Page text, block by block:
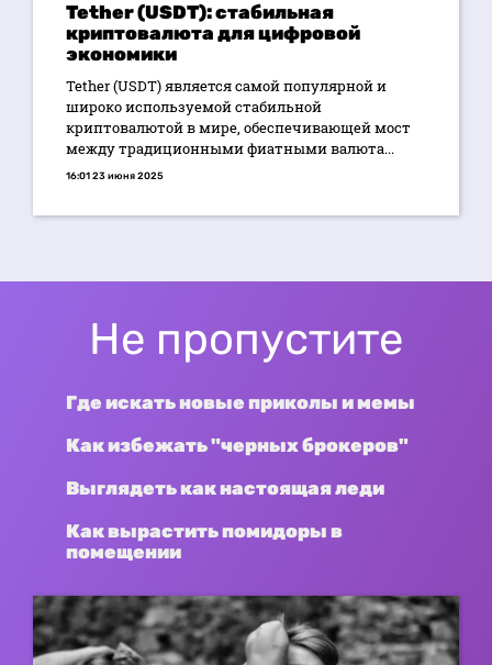
Tether (USDT): стабильная
криптовалюта для цифровой
экономики
Tether (USDT) является самой популярной и
широко используемой стабильной
криптовалютой в мире, обеспечивающей мост
между традиционными фиатными валюта...
16:01 23 июня 2025
Не пропустите
Где искать новые приколы и мемы
Как избежать "черных брокеров"
Выглядеть как настоящая леди
Как вырастить помидоры в
помещении